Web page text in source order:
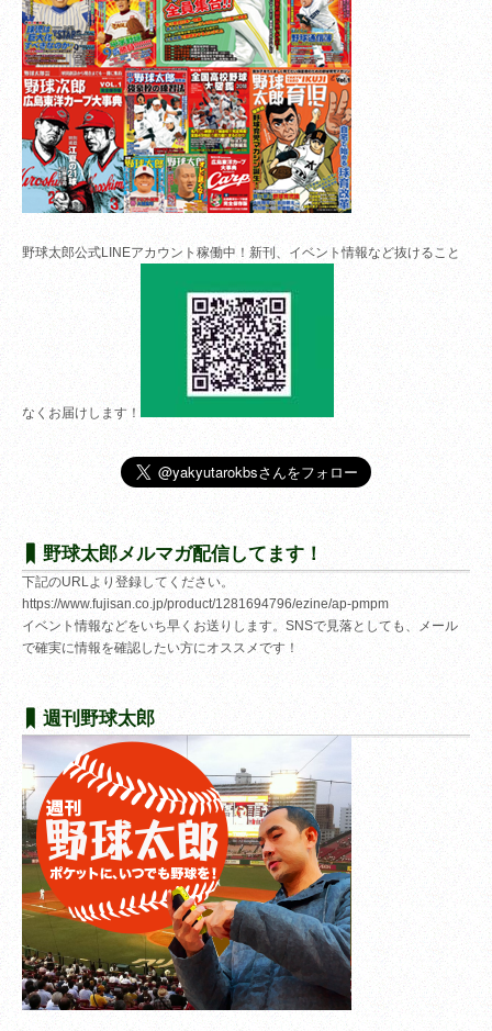
野球太郎公式LINEアカウント稼働中！新刊、イベント情報など抜けること
なくお届けします！
野球太郎メルマガ配信してます！
下記のURLより登録してください。
https://www.fujisan.co.jp/product/1281694796/ezine/ap-pmpm
イベント情報などをいち早くお送りします。SNSで見落としても、メール
で確実に情報を確認したい方にオススメです！
週刊野球太郎